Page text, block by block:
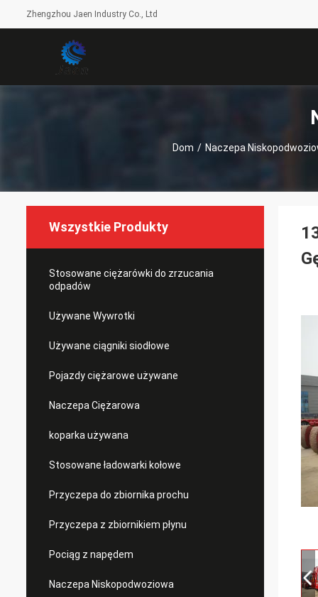
Zhengzhou Jaen Industry Co., Ltd
Dom / Naczepa
Wszystkie Produkty
Stosowane ciężarówki do zrzucania
odpadów
Używane Wywrotki
Używane ciągniki siodłowe
Pojazdy ciężarowe używane
Naczepa Ciężarowa
koparka używana
Stosowane ładowarki kołowe
Przyczepa do zbiornika prochu
Przyczepa z zbiornikiem płynu
Pociąg z napędem
Naczepa Niskopodwoziowa